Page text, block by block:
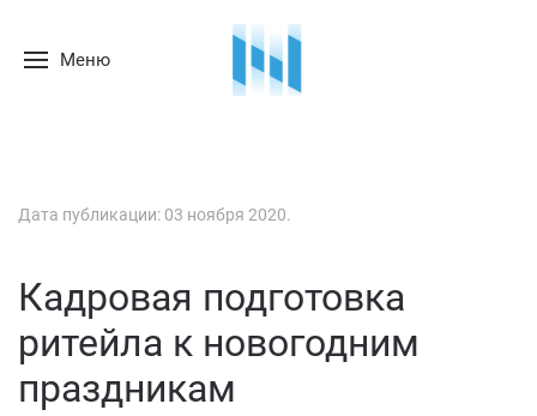
Меню
Дата публикации: 03 ноября 2020.
Кадровая подготовка
ритейла к новогодним
праздникам